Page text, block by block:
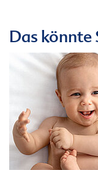
Das könnte